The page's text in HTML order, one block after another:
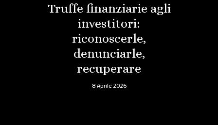
Truffe finanziarie agli
investitori:
riconoscerle,
denunciarle,
recuperare
8 Aprile 2026